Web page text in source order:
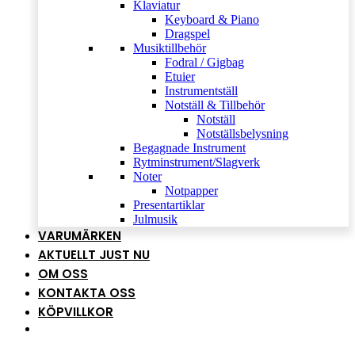
Klaviatur
Keyboard & Piano
Dragspel
Musiktillbehör
Fodral / Gigbag
Etuier
Instrumentställ
Notställ & Tillbehör
Notställ
Notställsbelysning
Begagnade Instrument
Rytminstrument/Slagverk
Noter
Notpapper
Presentartiklar
Julmusik
VARUMÄRKEN
AKTUELLT JUST NU
OM OSS
KONTAKTA OSS
KÖPVILLKOR